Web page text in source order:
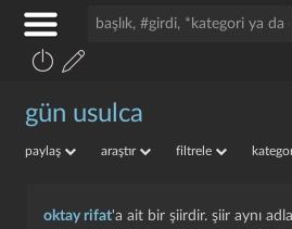
gün usulca
paylaş araştır filtrele
oktay rifat'a ait bir şiirdir. şiir aynı adla